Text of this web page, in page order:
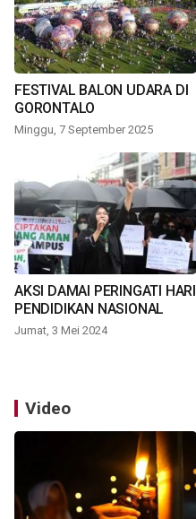
FESTIVAL BALON UDARA DI
GORONTALO
Minggu, 7 September 2025
AKSI DAMAI PERINGATI HARI
PENDIDIKAN NASIONAL
Jumat, 3 Mei 2024
Video